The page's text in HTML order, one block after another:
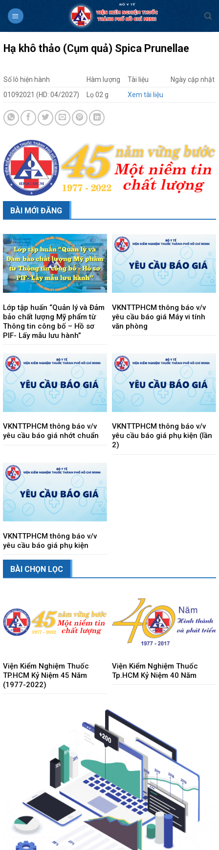
Hạ khô thảo (Cụm quả) Spica Prunellae
Số lô hiện hành Hàm lượng Tài liệu
Ngày cập nhật
01092021 (HD: 04/2027)
Lọ 02 g Xem tài liệu
BÀI MỚI ĐĂNG
Lớp tập huấn “Quản lý và Đảm
bảo chất lượng Mỹ phẩm từ
Thông tin công bố – Hồ sơ
PIF- Lấy mẫu lưu hành”
VKNTTPHCM thông báo v/v
yêu cầu báo giá Máy vi tính
văn phòng
VKNTTPHCM thông báo v/v
yêu cầu báo giá nhớt chuẩn
VKNTTPHCM thông báo v/v
yêu cầu báo giá phụ kiện (lần
2)
VKNTTPHCM thông báo v/v
yêu cầu báo giá phụ kiện
BÀI CHỌN LỌC
Viện Kiểm Nghiệm Thuốc
TP.HCM Kỷ Niệm 45 Năm
(1977-2022)
Viện Kiểm Nghiệm Thuốc
Tp.HCM Kỷ Niệm 40 Năm